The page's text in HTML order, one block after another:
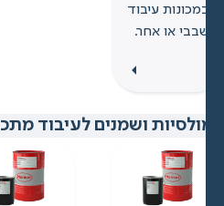
עיבוד
או אחר.
ושמנים לעיבוד מתכות